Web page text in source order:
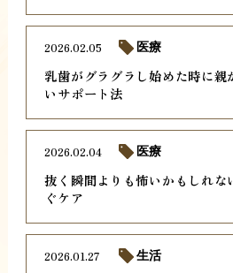
乳歯がグラグラし始めた時に親
いサポート法
2026.02.05 医療
抜く瞬間よりも怖いかもしれな
ぐケア
2026.02.04 医療
2026.01.27 生活